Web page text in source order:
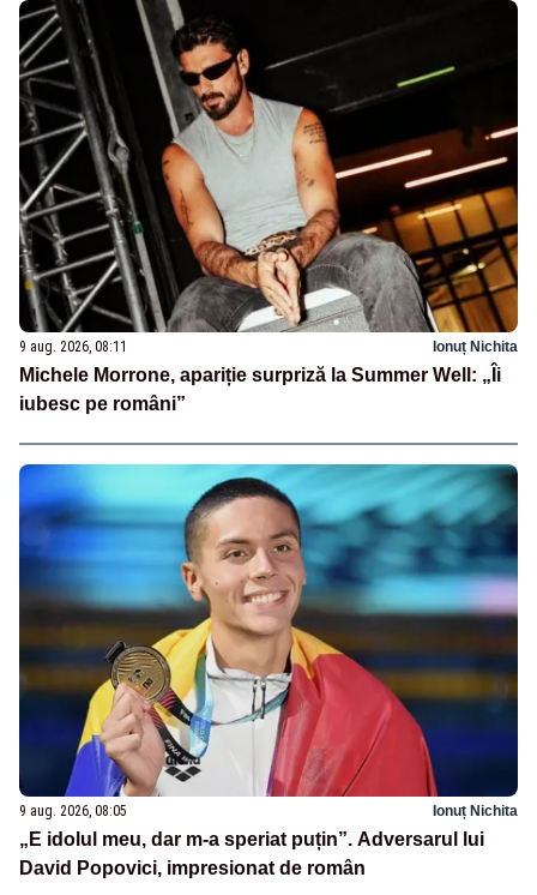
9 aug. 2026, 08:11 Ionuț Nichita
Michele Morrone, apariție surpriză la Summer Well: „Îi
iubesc pe români”
9 aug. 2026, 08:05 Ionuț Nichita
„E idolul meu, dar m-a speriat puțin”. Adversarul lui
David Popovici, impresionat de român